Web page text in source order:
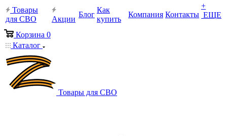
Товары
для СВО
Акции
Блог
Как
купить
Компания Контакты
+
ЕЩЕ
Корзина 0
Каталог
Товары для СВО